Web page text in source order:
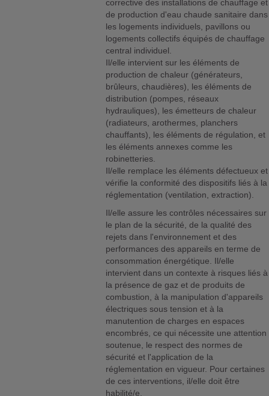
corrective des installations de chauffage et
de production d'eau chaude sanitaire dans
les logements individuels, pavillons ou
logements collectifs équipés de chauffage
central individuel.
Il/elle intervient sur les éléments de
production de chaleur (générateurs,
brûleurs, chaudières), les éléments de
distribution (pompes, réseaux
hydrauliques), les émetteurs de chaleur
(radiateurs, arothermes, planchers
chauffants), les éléments de régulation, et
les éléments annexes comme les
robinetteries.
Il/elle remplace les éléments défectueux et
vérifie la conformité des dispositifs liés à la
réglementation (ventilation, extraction).
Il/elle assure les contrôles nécessaires sur
le plan de la sécurité, de la qualité des
rejets dans l'environnement et des
performances des appareils en terme de
consommation énergétique. Il/elle
intervient dans un contexte à risques liés à
la présence de gaz et de produits de
combustion, à la manipulation d'appareils
électriques sous tension et à la
manutention de charges en espaces
encombrés, ce qui nécessite une attention
soutenue, le respect des normes de
sécurité et l'application de la
réglementation en vigueur. Pour certaines
de ces interventions, il/elle doit être
habilité/e.